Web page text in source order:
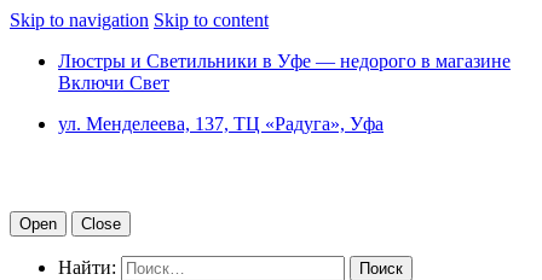
Skip to navigation Skip to content
Люстры и Светильники в Уфе — недорого в магазине
Включи Свет
ул. Менделеева, 137, ТЦ «Радуга», Уфа
Open Close
Найти: